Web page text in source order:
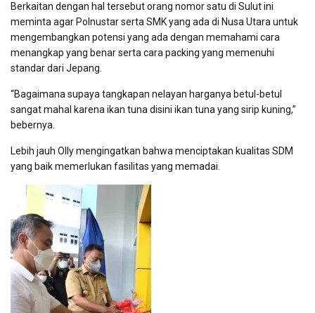
Berkaitan dengan hal tersebut orang nomor satu di Sulut ini
meminta agar Polnustar serta SMK yang ada di Nusa Utara untuk
mengembangkan potensi yang ada dengan memahami cara
menangkap yang benar serta cara packing yang memenuhi
standar dari Jepang.
“Bagaimana supaya tangkapan nelayan harganya betul-betul
sangat mahal karena ikan tuna disini ikan tuna yang sirip kuning,”
bebernya.
Lebih jauh Olly mengingatkan bahwa menciptakan kualitas SDM
yang baik memerlukan fasilitas yang memadai.